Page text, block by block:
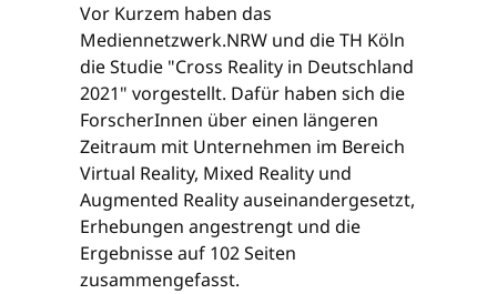
Vor Kurzem haben das
Mediennetzwerk.NRW und die TH Köln
die Studie "Cross Reality in Deutschland
2021" vorgestellt. Dafür haben sich die
ForscherInnen über einen längeren
Zeitraum mit Unternehmen im Bereich
Virtual Reality, Mixed Reality und
Augmented Reality auseinandergesetzt,
Erhebungen angestrengt und die
Ergebnisse auf 102 Seiten
zusammengefasst.